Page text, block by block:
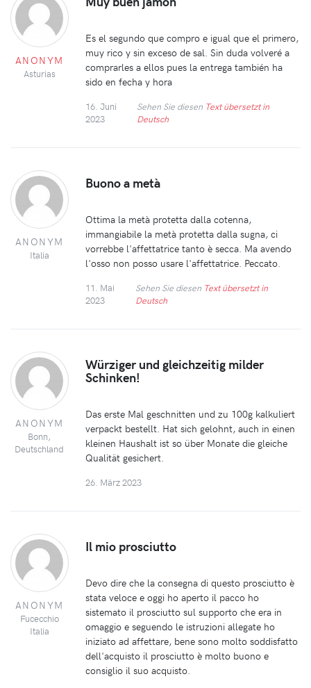
ANONYM
Asturias
Es el segundo que compro e igual que el primero,
muy rico y sin exceso de sal. Sin duda volveré a
comprarles a ellos pues la entrega también ha
sido en fecha y hora
16. Juni
2023
Sehen Sie diesen Text übersetzt in
Deutsch
ANONYM
Italia
Buono a metà
Ottima la metà protetta dalla cotenna,
immangiabile la metà protetta dalla sugna, ci
vorrebbe l'affettatrice tanto è secca. Ma avendo
l'osso non posso usare l'affettatrice. Peccato.
11. Mai
2023
Sehen Sie diesen Text übersetzt in
Deutsch
ANONYM
Bonn,
Deutschland
Würziger und gleichzeitig milder
Schinken!
Das erste Mal geschnitten und zu 100g kalkuliert
verpackt bestellt. Hat sich gelohnt, auch in einen
kleinen Haushalt ist so über Monate die gleiche
Qualität gesichert.
26. März 2023
ANONYM
Fucecchio
Italia
Il mio prosciutto
Devo dire che la consegna di questo prosciutto è
stata veloce e oggi ho aperto il pacco ho
sistemato il prosciutto sul supporto che era in
omaggio e seguendo le istruzioni allegate ho
iniziato ad affettare, bene sono molto soddisfatto
dell'acquisto il prosciutto è molto buono e
consiglio il suo acquisto.